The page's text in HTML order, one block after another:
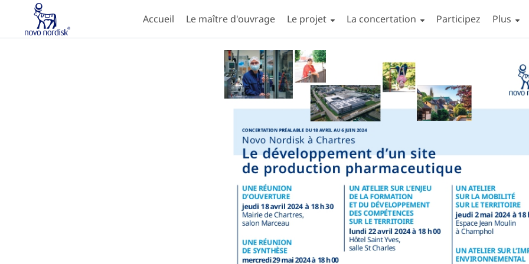
Accueil Le maître d'ouvrage Le projet La concertation Participez Afficher
Plus